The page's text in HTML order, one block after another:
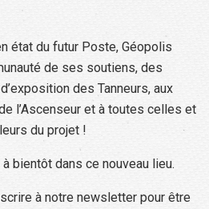
état du futur Poste, Géopolis
de ses soutiens, des
des Tanneurs, aux
l’Ascenseur et à toutes celles et
du projet !
bientôt dans ce nouveau lieu.
à notre newsletter pour être